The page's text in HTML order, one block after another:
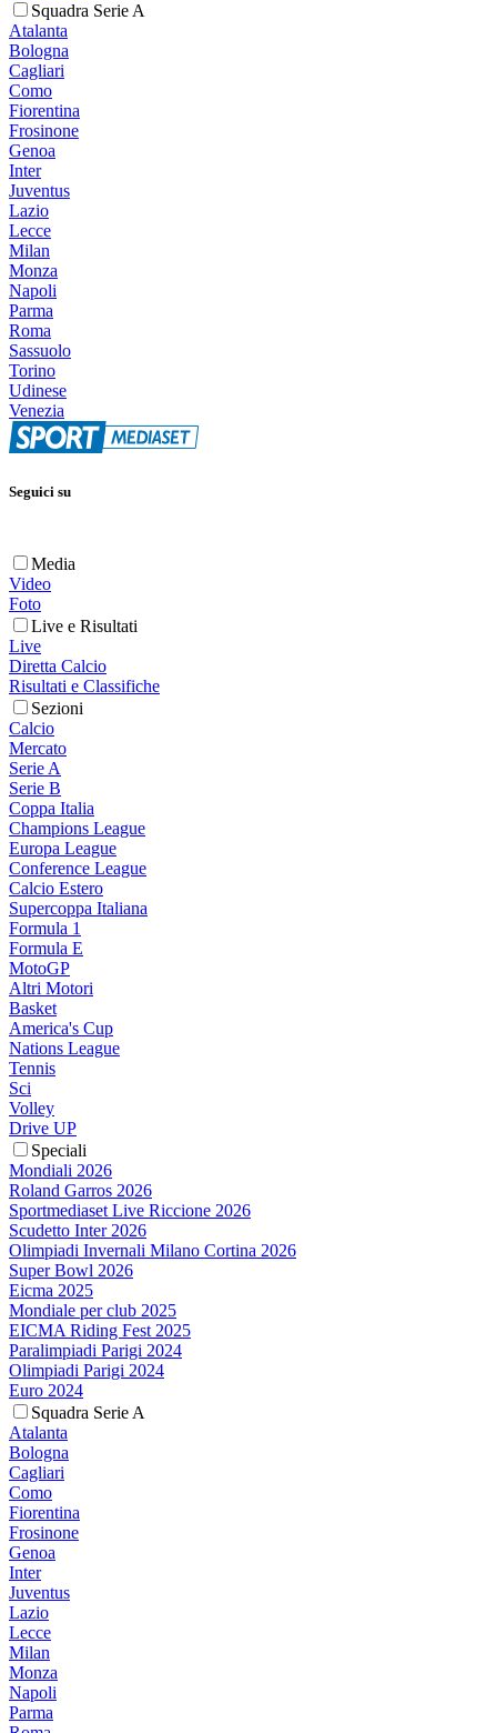
Squadra Serie A
Atalanta
Bologna
Cagliari
Como
Fiorentina
Frosinone
Genoa
Inter
Juventus
Lazio
Lecce
Milan
Monza
Napoli
Parma
Roma
Sassuolo
Torino
Udinese
Venezia
Seguici su
Media
Video
Foto
Live e Risultati
Live
Diretta Calcio
Risultati e Classifiche
Sezioni
Calcio
Mercato
Serie A
Serie B
Coppa Italia
Champions League
Europa League
Conference League
Calcio Estero
Supercoppa Italiana
Formula 1
Formula E
MotoGP
Altri Motori
Basket
America's Cup
Nations League
Tennis
Sci
Volley
Drive UP
Speciali
Mondiali 2026
Roland Garros 2026
Sportmediaset Live Riccione 2026
Scudetto Inter 2026
Olimpiadi Invernali Milano Cortina 2026
Super Bowl 2026
Eicma 2025
Mondiale per club 2025
EICMA Riding Fest 2025
Paralimpiadi Parigi 2024
Olimpiadi Parigi 2024
Euro 2024
Squadra Serie A
Atalanta
Bologna
Cagliari
Como
Fiorentina
Frosinone
Genoa
Inter
Juventus
Lazio
Lecce
Milan
Monza
Napoli
Parma